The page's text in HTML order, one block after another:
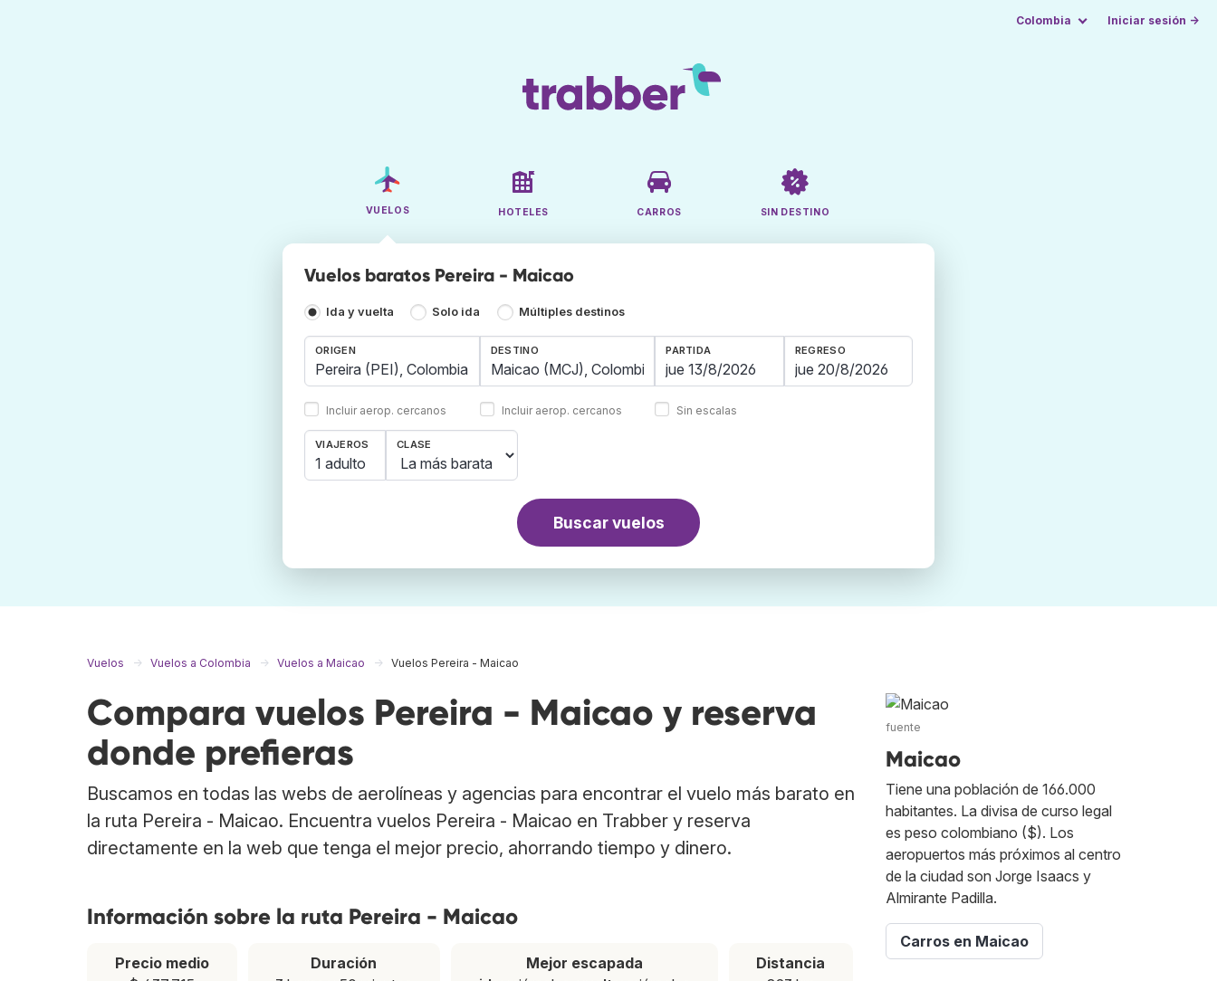
Colombia Iniciar sesión →
VUELOS HOTELES CARROS SIN DESTINO
Vuelos baratos Pereira - Maicao
Ida y vuelta Solo ida Múltiples destinos
ORIGEN
Incluir aerop. cercanos
DESTINO
Incluir aerop. cercanos
PARTIDA REGRESO
Sin escalas
VIAJEROS
1 adulto
CLASE
Buscar vuelos
Vuelos Vuelos a Colombia Vuelos a Maicao Vuelos Pereira - Maicao
Compara vuelos Pereira - Maicao y reserva
donde prefieras
Buscamos en todas las webs de aerolíneas y agencias para encontrar el vuelo más barato en
la ruta Pereira - Maicao. Encuentra vuelos Pereira - Maicao en Trabber y reserva
directamente en la web que tenga el mejor precio, ahorrando tiempo y dinero.
Información sobre la ruta Pereira - Maicao
Precio medio
Duración
Mejor escapada
Distancia
fuente
Maicao
Tiene una población de 166.000
habitantes. La divisa de curso legal
es peso colombiano ($). Los
aeropuertos más próximos al centro
de la ciudad son Jorge Isaacs y
Almirante Padilla.
Carros en Maicao